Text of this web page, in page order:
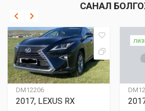
САНАЛ
DM12206
2017, LEXUS RX